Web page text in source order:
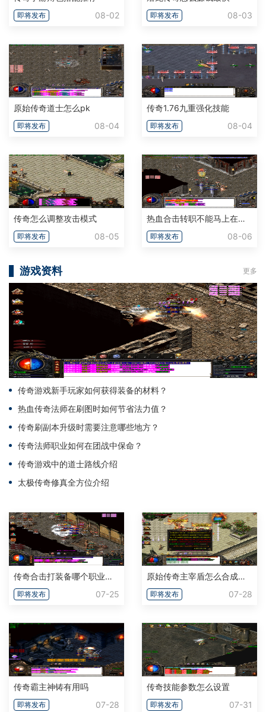
即将发布 08-02 即将发布 08-03
原始传奇道士怎么pk
即将发布 08-04
传奇1.76九重强化技能
即将发布 08-04
传奇怎么调整攻击模式
即将发布 08-05
热血合击转职不能马上在转吗
即将发布 08-06
游戏资料 更多
传奇游戏新手玩家如何获得装备的材料？
热血传奇法师在刷图时如何节省法力值？
传奇刷副本升级时需要注意哪些地方？
传奇法师职业如何在团战中保命？
传奇游戏中的道士路线介绍
太极传奇修真全方位介绍
传奇合击打装备哪个职业组合好用
即将发布 07-25
原始传奇主宰盾怎么合成自身职业
即将发布 07-28
传奇霸主神铸有用吗
即将发布 07-28
传奇技能参数怎么设置
即将发布 07-31